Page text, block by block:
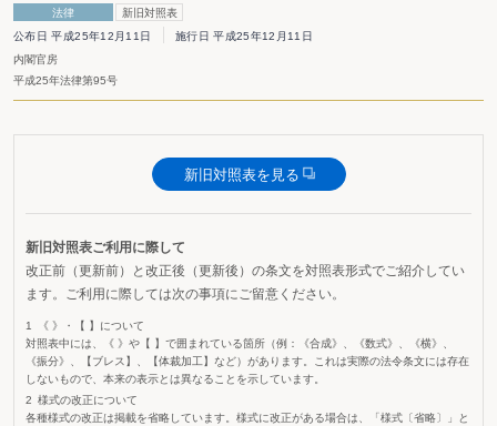
法律
新旧対照表
公布日 平成25年12月11日
施行日 平成25年12月11日
内閣官房
平成25年法律第95号
新旧対照表を見る
新旧対照表ご利用に際して
改正前（更新前）と改正後（更新後）の条文を対照表形式でご紹介してい
ます。ご利用に際しては次の事項にご留意ください。
《 》・【 】について
対照表中には、《 》や【 】で囲まれている箇所（例：《合成》、《数式》、《横》、
《振分》、【ブレス】、【体裁加工】など）があります。これは実際の法令条文には存在
しないもので、本来の表示とは異なることを示しています。
様式の改正について
各種様式の改正は掲載を省略しています。様式に改正がある場合は、「様式〔省略〕」と